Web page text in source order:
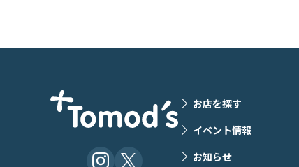
お店を探す
イベント情報
お知らせ